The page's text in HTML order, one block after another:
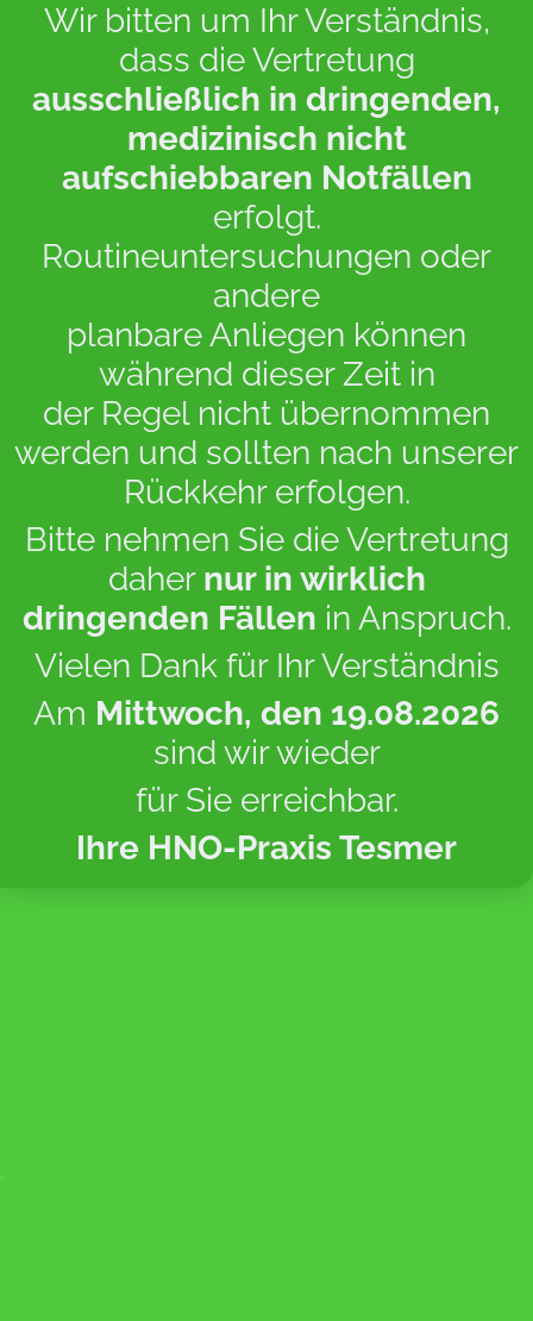
Wir bitten um Ihr Verständnis,
dass die Vertretung
ausschließlich in dringenden,
medizinisch nicht
aufschiebbaren Notfällen
erfolgt.
Routineuntersuchungen oder
andere
planbare Anliegen können
während dieser Zeit in
der Regel nicht übernommen
werden und sollten nach unserer
Rückkehr erfolgen.
Bitte nehmen Sie die Vertretung
daher nur in wirklich
dringenden Fällen in Anspruch.
Vielen Dank für Ihr Verständnis
Am Mittwoch, den 19.08.2026
sind wir wieder
für Sie erreichbar.
Ihre HNO-Praxis Tesmer
Online-
Terminbuchung